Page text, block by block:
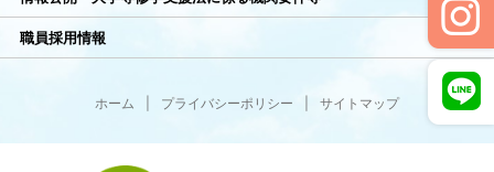
職員採用情報
ホーム プライバシーポリシー サイトマップ